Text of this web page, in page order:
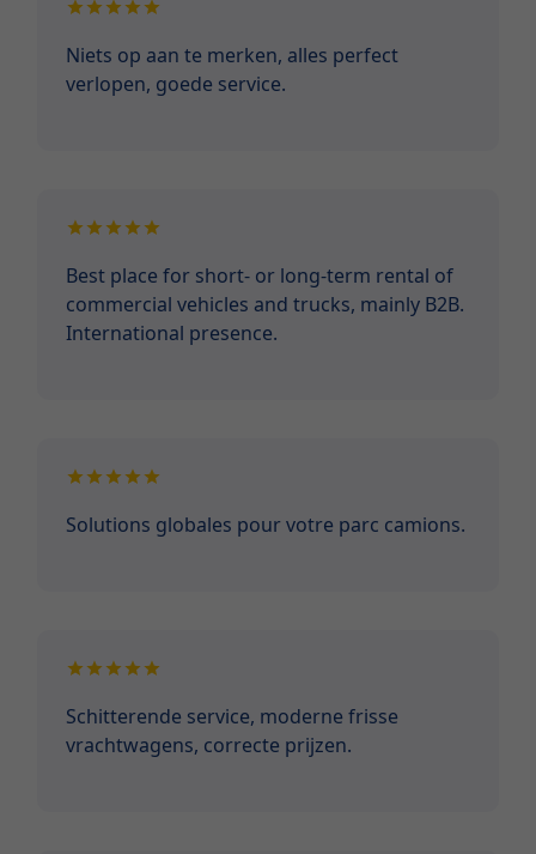
Niets op aan te merken, alles perfect
verlopen, goede service.
Best place for short- or long-term rental of
commercial vehicles and trucks, mainly B2B.
International presence.
Solutions globales pour votre parc camions.
Schitterende service, moderne frisse
vrachtwagens, correcte prijzen.